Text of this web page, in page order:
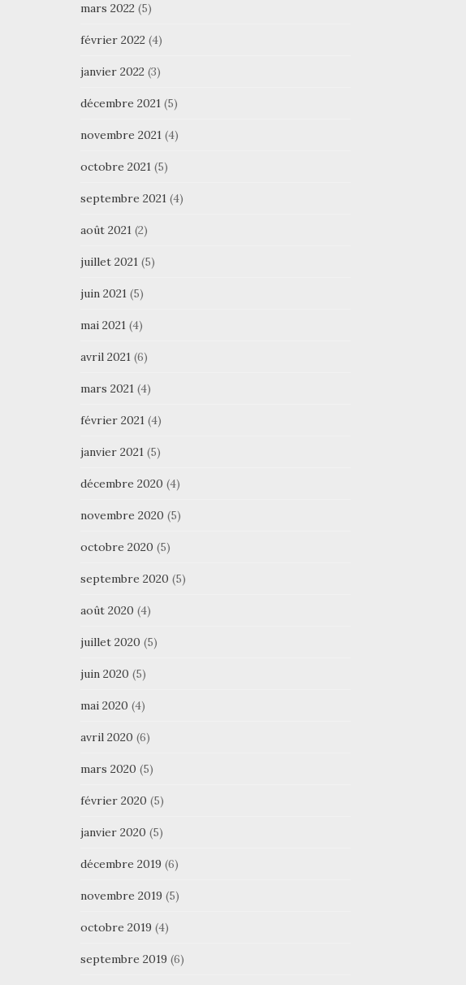
mars 2022 (5)
février 2022 (4)
janvier 2022 (3)
décembre 2021(5)
novembre 2021(4)
octobre 2021(5)
septembre 2021(4)
août 2021(2)
juillet 2021(5)
juin 2021(5)
mai 2021(4)
avril 2021(6)
mars 2021(4)
février 2021(4)
janvier 2021(5)
décembre 2020 (4)
novembre 2020 (5)
octobre 2020 (5)
septembre 2020 (5)
août 2020 (4)
juillet 2020 (5)
juin 2020 (5)
mai 2020 (4)
avril 2020 (6)
mars 2020 (5)
février 2020 (5)
janvier 2020 (5)
décembre 2019 (6)
novembre 2019 (5)
octobre 2019 (4)
septembre 2019 (6)